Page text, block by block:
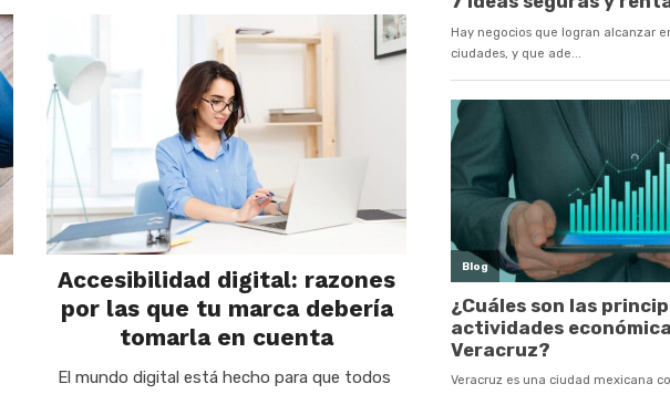
Accesibilidad digital: razones
por las que tu marca debería
tomarla en cuenta
El mundo digital está hecho para que todos